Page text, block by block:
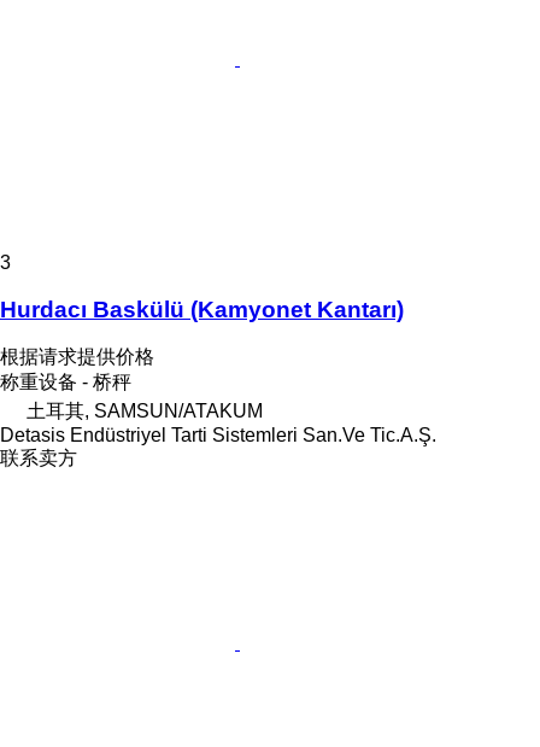
3
Hurdacı Baskülü (Kamyonet Kantarı)
根据请求提供价格
称重设备 - 桥秤
土耳其, SAMSUN/ATAKUM
Detasis Endüstriyel Tarti Sistemleri San.Ve Tic.A.Ş.
联系卖方